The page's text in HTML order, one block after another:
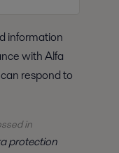
with Alfa
respond to
in
protection